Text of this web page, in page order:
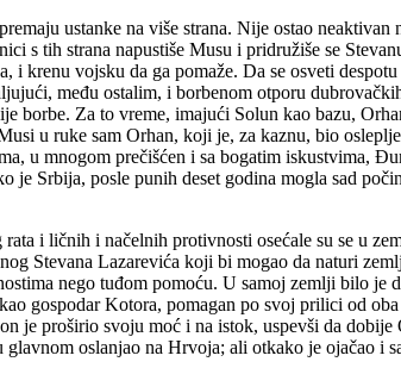
ustanke na više strana. Nije ostao
s tih strana napustiše Musu i pridružiše se
i krenu vojsku da ga pomaže. Da se osveti
među ostalim, i borbenom otporu
borbe. Za to vreme, imajući Solun kao bazu,
u ruke sam Orhan, koji je, za kaznu, bio
u mnogom prečišćen i sa bogatim iskustvima,
je Srbija, posle punih deset godina mogla sad
i ličnih i načelnih protivnosti osećale su se u
Stevana Lazarevića koji bi mogao da naturi
nego tuđom pomoću. U samoj zemlji bilo
gospodar Kotora, pomagan po svoj prilici od
je proširio svoju moć i na istok, uspevši da
oslanjao na Hrvoja; ali otkako je ojačao i